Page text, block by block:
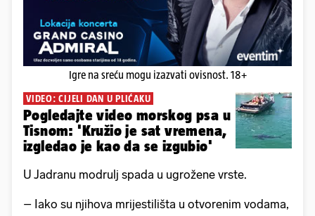
Igre na sreću mogu izazvati ovisnost. 18+
VIDEO: CIJELI DAN U PLIĆAKU
Pogledajte video morskog psa u
Tisnom: 'Kružio je sat vremena,
izgledao je kao da se izgubio'
U Jadranu modrulj spada u ugrožene vrste.
– Iako su njihova mrijestilišta u otvorenim vodama,